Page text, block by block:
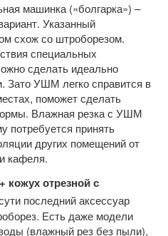
машинка («болгарка») –
Указанный
схож со штроборезом.
специальных
сделать идеально
Зато УШМ легко справится в
поможет сделать
Влажная резка с УШМ
потребуется принять
других помещений от
кафеля.
отрезной с
последний аксессуар
Есть даже модели
(влажный рез без пыли),